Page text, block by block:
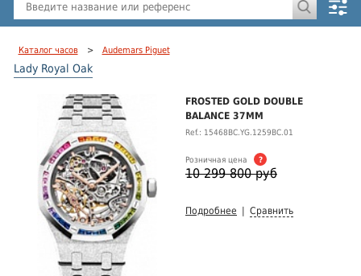
Каталог часов > Audemars Piguet
Lady Royal Oak
FROSTED GOLD DOUBLE
BALANCE 37MM
Ref.: 15468BC.YG.1259BC.01
Розничная цена ?
10 299 800 руб
Подробнее Сравнить